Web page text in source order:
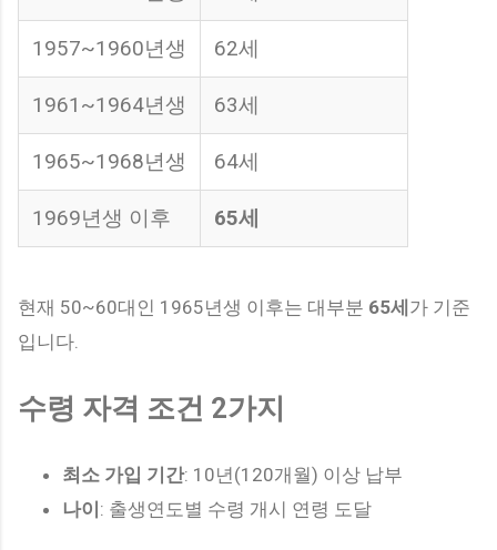
1957~1960년생 62세
1961~1964년생 63세
1965~1968년생 64세
1969년생 이후 65세
현재 50~60대인 1965년생 이후는 대부분 65세 가 기준
입니다.
수령 자격 조건 2가지
최소 가입 기간: 10년(120개월) 이상 납부
나이 : 출생연도별 수령 개시 연령 도달